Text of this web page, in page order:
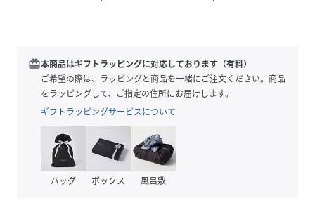
ます。一番実物に近いお色味は生地画像でございます。
7号（cm）
着丈:122.5
肩幅:36
袖丈:56
redeem本商品はギフトラッピングに対応しております（有料）
ご希望の際は、ラッピングと商品を一緒にご注文ください。商品
をラッピングして、ご指定の住所にお届けします。
ギフトラッピングサービスについて
バッグ ボックス 風呂敷